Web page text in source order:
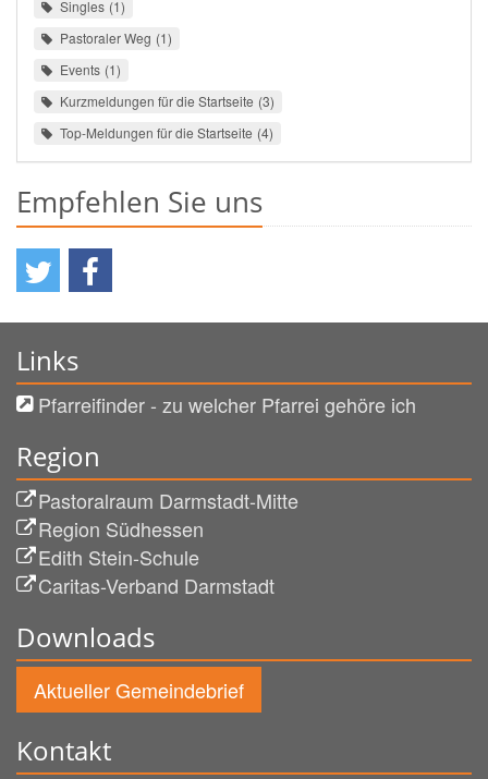
Singles 1
Pastoraler Weg 1
Events 1
Kurzmeldungen für die Startseite 3
Top-Meldungen für die Startseite 4
Empfehlen Sie uns
Links
Pfarreifinder - zu welcher Pfarrei gehöre ich
Region
Pastoralraum Darmstadt-Mitte
Region Südhessen
Edith Stein-Schule
Caritas-Verband Darmstadt
Downloads
Aktueller Gemeindebrief
Kontakt